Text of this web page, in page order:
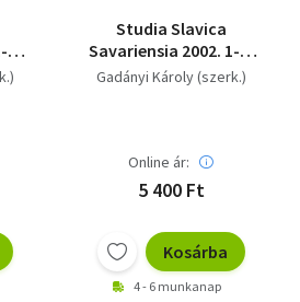
2.
Studia Slavica
Savariensia 2002. 1-2.
(Nyelvészeti és
Gadányi Károly (szerk.)
Online ár:
5 400 Ft
Kosárba
4 - 6 munkanap